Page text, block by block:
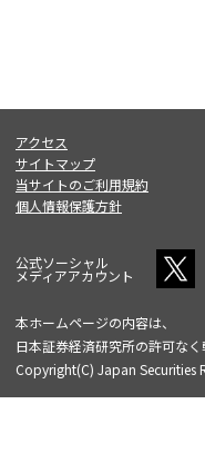
アクセス
サイトマップ
当サイトのご利用規約
個人情報保護方針
公式ソーシャル
メディアアカウント
本ホームページの内容は、
日本証券経済研究所の許可なく
Copyright(C) Japan Securities